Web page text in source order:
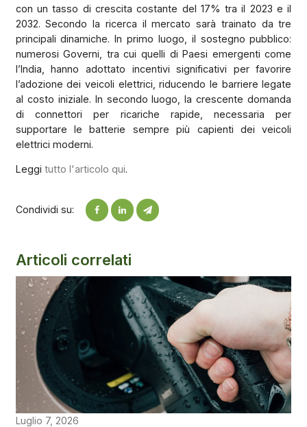
con un tasso di crescita costante del 17% tra il 2023 e il
2032. Secondo la ricerca il mercato sarà trainato da tre
principali dinamiche. In primo luogo, il sostegno pubblico:
numerosi Governi, tra cui quelli di Paesi emergenti come
l’India, hanno adottato incentivi significativi per favorire
l’adozione dei veicoli elettrici, riducendo le barriere legate
al costo iniziale. In secondo luogo, la crescente domanda
di connettori per ricariche rapide, necessaria per
supportare le batterie sempre più capienti dei veicoli
elettrici moderni.
Leggi tutto l'articolo qui.
Condividi su:
Articoli correlati
Luglio 7, 2026